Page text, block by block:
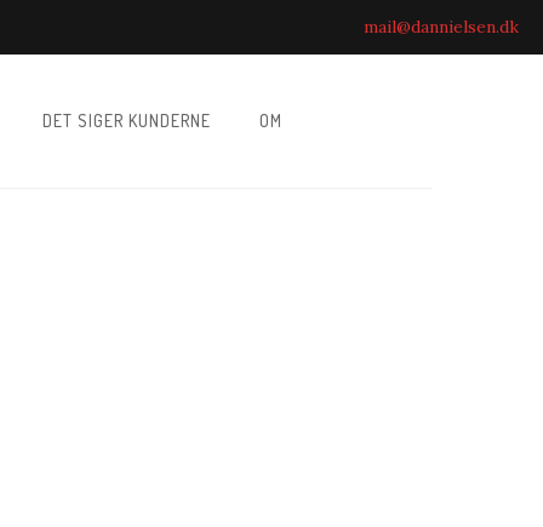
mail@dannielsen.dk
DET SIGER KUNDERNE OM